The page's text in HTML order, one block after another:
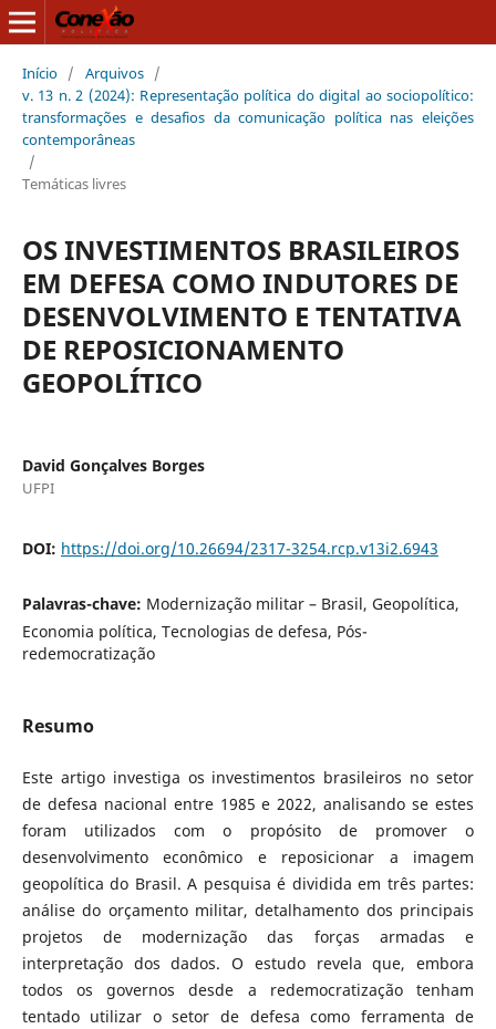
Início / Arquivos /
v. 13 n. 2 (2024): Representação política do digital ao sociopolítico:
transformações e desafios da comunicação política nas eleições
contemporâneas
/
Temáticas livres
OS INVESTIMENTOS BRASILEIROS
EM DEFESA COMO INDUTORES DE
DESENVOLVIMENTO E TENTATIVA
DE REPOSICIONAMENTO
GEOPOLÍTICO
David Gonçalves Borges
UFPI
DOI: https://doi.org/10.26694/2317-3254.rcp.v13i2.6943
Palavras-chave: Modernização militar – Brasil, Geopolítica,
Economia política, Tecnologias de defesa, Pós-
redemocratização
Resumo
Este artigo investiga os investimentos brasileiros no setor
de defesa nacional entre 1985 e 2022, analisando se estes
foram utilizados com o propósito de promover o
desenvolvimento econômico e reposicionar a imagem
geopolítica do Brasil.​ A pesquisa é dividida em três partes:
análise do orçamento militar, detalhamento dos principais
projetos de modernização das forças armadas e
interpretação dos dados.​ O estudo revela que, embora
todos os governos desde a redemocratização tenham
tentado utilizar o setor de defesa como ferramenta de